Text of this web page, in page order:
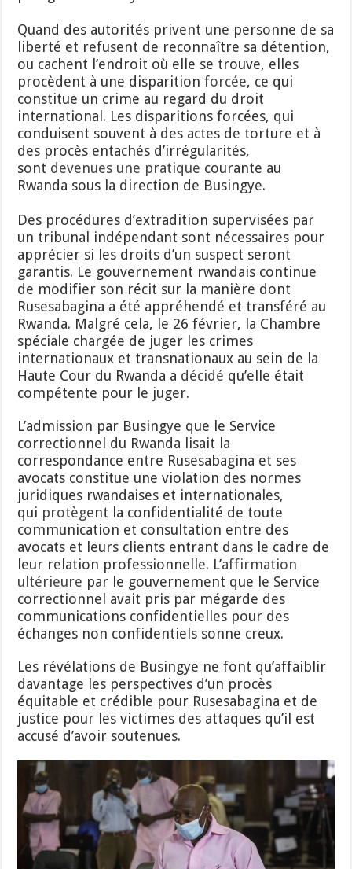
Quand des autorités privent une personne de sa
liberté et refusent de reconnaître sa détention,
ou cachent l’endroit où elle se trouve, elles
procèdent à une disparitionforcée, ce qui
constitue un crime au regard du droit
international. Les disparitions forcées, qui
conduisent souvent à des actes de torture et à
des procès entachés d’irrégularités,
sont devenues une pratique courante au
Rwanda sous la direction de Busingye.
Des procédures d’extradition supervisées par
un tribunal indépendant sont nécessaires pour
apprécier si les droits d’un suspect seront
garantis. Le gouvernement rwandais continue
de modifier son récit sur la manière dont
Rusesabagina a été appréhendé et transféré au
Rwanda. Malgré cela, le 26 février, la Chambre
spéciale chargée de juger les crimes
internationaux et transnationaux au sein de la
Haute Cour du Rwanda a décidé qu’elle était
compétente pour le juger.
L’admission par Busingye que le Service
correctionnel du Rwanda lisait la
correspondance entre Rusesabagina et ses
avocats constitue une violation des normes
juridiques rwandaises et internationales,
qui protègent la confidentialité de toute
communication et consultation entre des
avocats et leurs clients entrant dans le cadre de
leur relation professionnelle. L’affirmation
ultérieure par le gouvernement que le Service
correctionnel avait pris par mégarde des
communications confidentielles pour des
échanges non confidentiels sonne creux.
Les révélations de Busingye ne font qu’affaiblir
davantage les perspectives d’un procès
équitable et crédible pour Rusesabagina et de
justice pour les victimes des attaques qu’il est
accusé d’avoir soutenues.